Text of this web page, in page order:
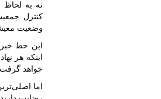
نه به لحاظ
کنترل
وضعیت
این خط
اینکه هر
خواهد
اما